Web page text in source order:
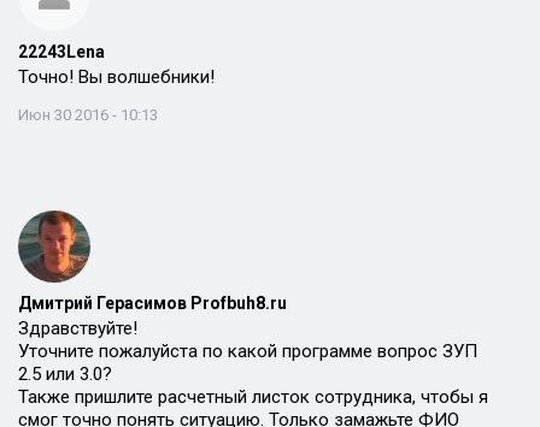
22243Lena
Точно! Вы волшебники!
Июн 30 2016 - 10:13
Дмитрий Герасимов Profbuh8.ru
Здравствуйте!
Уточните пожалуйста по какой программе вопрос ЗУП
2.5 или 3.0?
Также пришлите расчетный листок сотрудника, чтобы я
смог точно понять ситуацию. Только замажьте ФИО